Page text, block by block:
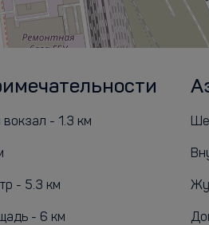
- 1.3 км
- 5.3 км
- 6 км